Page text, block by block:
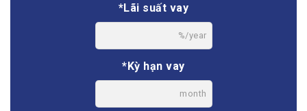
*Lãi suất vay
%/year
*Kỳ hạn vay
month